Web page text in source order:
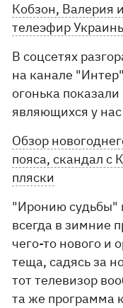
Кобзон, Валерия
телеэфир
В соцсетях
на канале
огонька
являющихся у
Обзор
пояса, скандал с
пляски
"Иронию судьбы"
всегда в зимние
чего-то нового и
теща, садясь за
тот телевизор
та же программа